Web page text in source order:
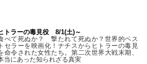
トラーの毒見役 8/1(土)～
べて死ぬか？ 撃たれて死ぬか？世界的ベス
トセラーを映画化！ナチスからヒトラーの毒見
命令された女性たち。第二次世界大戦末期、
当にあった知られざる真実